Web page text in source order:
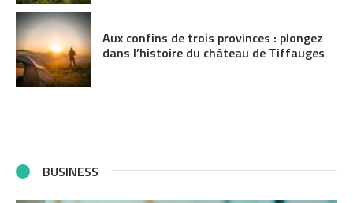
Aux confins de trois provinces : plongez
dans l’histoire du château de Tiffauges
BUSINESS